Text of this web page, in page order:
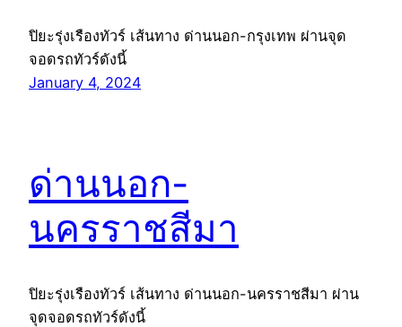
ปิยะรุ่งเรืองทัวร์ เส้นทาง ด่านนอก-กรุงเทพ ผ่านจุด
จอดรถทัวร์ดังนี้
January 4, 2024
ด่านนอก-
นครราชสีมา
ปิยะรุ่งเรืองทัวร์ เส้นทาง ด่านนอก-นครราชสีมา ผ่าน
จุดจอดรถทัวร์ดังนี้